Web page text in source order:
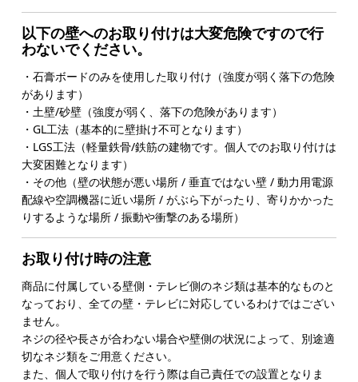
以下の壁へのお取り付けは大変危険ですので行
わないでください。
・石膏ボードのみを使用した取り付け（強度が弱く落下の危険
があります）
・土壁/砂壁（強度が弱く、落下の危険があります）
・GL工法（基本的に壁掛け不可となります）
・LGS工法（軽量鉄骨/鉄筋の建物です。個人でのお取り付けは
大変困難となります）
・その他（壁の状態が悪い場所 / 垂直ではない壁 / 動力用電源
配線や空調機器に近い場所 / がぶら下がったり、寄りかかった
りするような場所 / 振動や衝撃のある場所）
お取り付け時の注意
商品に付属している壁側・テレビ側のネジ類は基本的なものと
なっており、全ての壁・テレビに対応しているわけではござい
ません。
ネジの径や長さが合わない場合や壁側の状況によって、別途適
切なネジ類をご用意ください。
また、個人で取り付けを行う際は自己責任での設置となりま